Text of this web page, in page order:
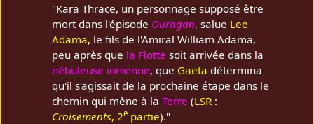
"Kara Thrace, un personnage supposé être
mort dans l'épisode Ouragan, salue Lee
Adama, le fils de l'Amiral William Adama,
peu après que la Flotte soit arrivée dans la
nébuleuse ionienne, que Gaeta détermina
qu'il s'agissait de la prochaine étape dans le
chemin qui mène à laTerre (LSR :
Croisements, 2e partie)."